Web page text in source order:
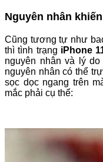
Nguyên nhân
Cũng tương tự như
thì tình trạng iPhone
nguyên nhân và lý
nguyên nhân có thể
sọc dọc ngang trên
mắc phải cụ thể: